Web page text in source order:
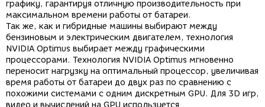
графику, гарантируя отличную производительность при
максимальном времени работы от батареи.
Так же, как и гибридные машины выбирают между
бензиновым и электрическим двигателем, технология
NVIDIA Optimus выбирает между графическими
процессорами. Технология NVIDIA Optimus мгновенно
переносит нагрузку на оптимальный процессор, увеличивая
время работы от батареи до двух раз по сравнению с
похожими системами с одним дискретным GPU. Для 3D игр,